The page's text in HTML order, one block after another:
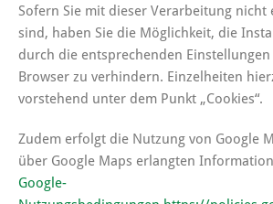
Sofern Sie mit dieser Verarbeitung nicht
sind, haben Sie die Möglichkeit, die
durch die entsprechenden
Browser zu verhindern. Einzelheiten
vorstehend unter dem Punkt „Cookies“.
Zudem erfolgt die Nutzung von Google
über Google Maps erlangten
Google-